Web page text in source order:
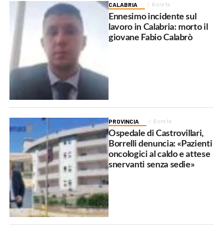
CALABRIA 6 ore fa
Ennesimo incidente sul
lavoro in Calabria: morto il
giovane Fabio Calabrò
PROVINCIA 6 ore fa
Ospedale di Castrovillari,
Borrelli denuncia: «Pazienti
oncologici al caldo e attese
snervanti senza sedie»